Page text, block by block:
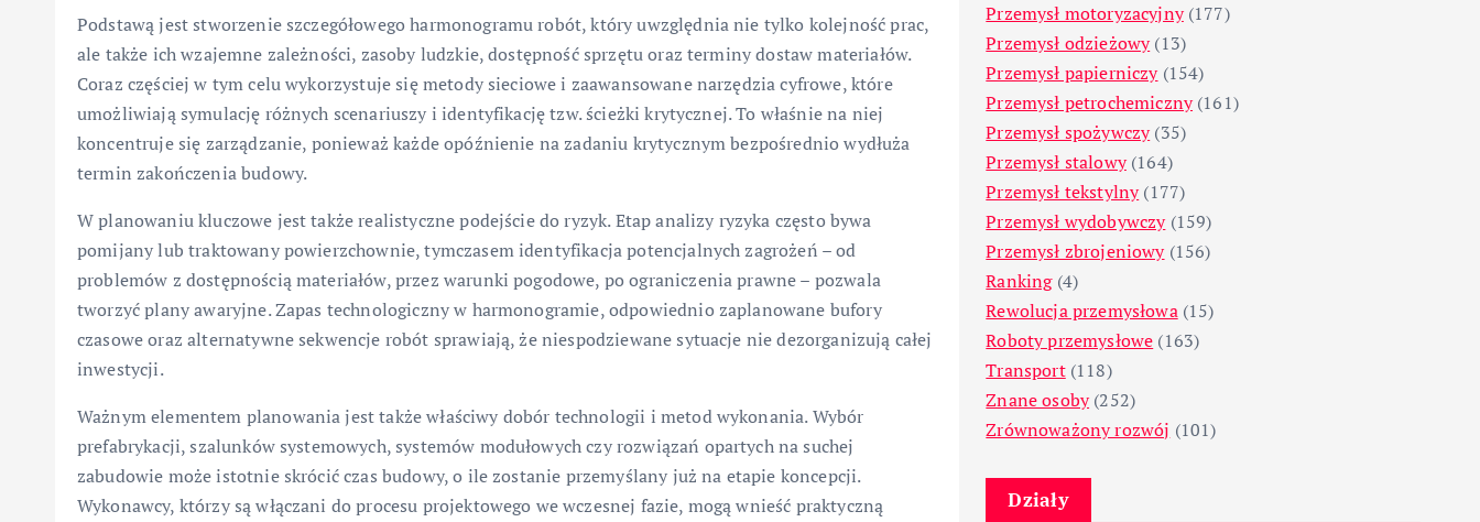
Podstawą jest stworzenie szczegółowego harmonogramu robót, który uwzględnia nie tylko kolejność prac,
ale także ich wzajemne zależności, zasoby ludzkie, dostępność sprzętu oraz terminy dostaw materiałów.
Coraz częściej w tym celu wykorzystuje się metody sieciowe i zaawansowane narzędzia cyfrowe, które
umożliwiają symulację różnych scenariuszy i identyfikację tzw. ścieżki krytycznej. To właśnie na niej
koncentruje się zarządzanie, ponieważ każde opóźnienie na zadaniu krytycznym bezpośrednio wydłuża
termin zakończenia budowy.
W planowaniu kluczowe jest także realistyczne podejście do ryzyk. Etap analizy ryzyka często bywa
pomijany lub traktowany powierzchownie, tymczasem identyfikacja potencjalnych zagrożeń – od
problemów z dostępnością materiałów, przez warunki pogodowe, po ograniczenia prawne – pozwala
tworzyć plany awaryjne. Zapas technologiczny w harmonogramie, odpowiednio zaplanowane bufory
czasowe oraz alternatywne sekwencje robót sprawiają, że niespodziewane sytuacje nie dezorganizują całej
inwestycji.
Ważnym elementem planowania jest także właściwy dobór technologii i metod wykonania. Wybór
prefabrykacji, szalunków systemowych, systemów modułowych czy rozwiązań opartych na suchej
zabudowie może istotnie skrócić czas budowy, o ile zostanie przemyślany już na etapie koncepcji.
Wykonawcy, którzy są włączani do procesu projektowego we wczesnej fazie, mogą wnieść praktyczną
Przemysł motoryzacyjny(177)
Przemysł odzieżowy(13)
Przemysł papierniczy(154)
Przemysł petrochemiczny(161)
Przemysł spożywczy(35)
Przemysł stalowy(164)
Przemysł tekstylny(177)
Przemysł wydobywczy(159)
Przemysł zbrojeniowy(156)
Ranking(4)
Rewolucja przemysłowa(15)
Roboty przemysłowe (163)
Transport(118)
Znane osoby(252)
Zrównoważony rozwój (101)
Działy